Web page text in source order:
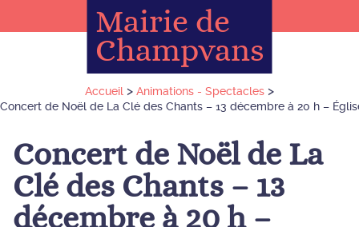
Mairie de
Champvans
Accueil > Animations - Spectacles >
Concert de Noël de La Clé des Chants – 13 décembre à 20 h –
Concert de Noël de La
Clé des Chants – 13
décembre à 20 h –